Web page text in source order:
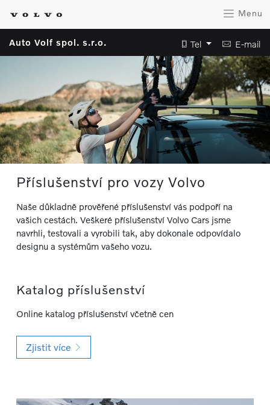
Menu
Auto Volf spol. s.r.o. Tel E-mail
Příslušenství pro vozy Volvo
Naše důkladně prověřené příslušenství vás podpoří na
vašich cestách. Veškeré příslušenství Volvo Cars jsme
navrhli, testovali a vyrobili tak, aby dokonale odpovídalo
designu a systémům vašeho vozu.
Katalog příslušenství
Online katalog příslušenství včetně cen
Zjistit více